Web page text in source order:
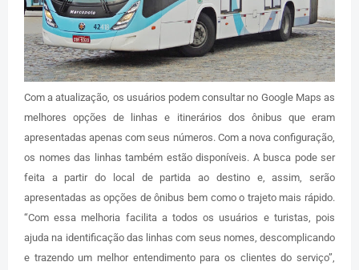
Com a atualização, os usuários podem consultar no Google Maps as
melhores opções de linhas e itinerários dos ônibus que eram
apresentadas apenas com seus números. Com a nova configuração,
os nomes das linhas também estão disponíveis. A busca pode ser
feita a partir do local de partida ao destino e, assim, serão
apresentadas as opções de ônibus bem como o trajeto mais rápido.
“Com essa melhoria facilita a todos os usuários e turistas, pois
ajuda na identificação das linhas com seus nomes, descomplicando
e trazendo um melhor entendimento para os clientes do serviço”,